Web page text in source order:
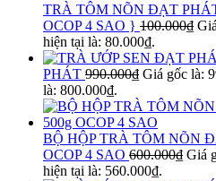
TRÀ TÔM NÕN ĐẠT
OCOP 4 SAO } 100.000₫
hiện tại là: 80.000₫.
PHÁT 990.000₫ Giá gốc là:
là: 800.000₫.
BỘ HỘP TRÀ TÔM NÕN
OCOP 4 SAO 600.000₫ Giá
hiện tại là: 560.000₫.